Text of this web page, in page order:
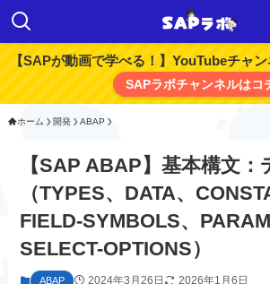
【SAPが動画で学べる！】YouTubeチャ
SAPラボチャンネルはコ
ホーム 開発 ABAP
【SAP ABAP】基本構文：
（TYPES、DATA、
FIELD-SYMBOLS、
SELECT-OPTIONS）
ABAP 2024年3月26日 2026年1月6日